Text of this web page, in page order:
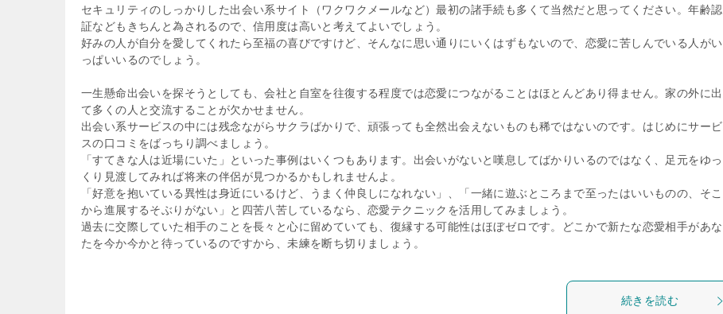
セキュリティのしっかりした出会い系サイト（ワクワクメールなど）最初の諸手続も多くて当然だと思ってください。年齢認
証などもきちんと為されるので、信用度は高いと考えてよいでしょう。
好みの人が自分を愛してくれたら至福の喜びですけど、そんなに思い通りにいくはずもないので、恋愛に苦しんでいる人がい
っぱいいるのでしょう。
一生懸命出会いを探そうとしても、会社と自室を往復する程度では恋愛につながることはほとんどあり得ません。家の外に出
て多くの人と交流することが欠かせません。
出会い系サービスの中には残念ながらサクラばかりで、頑張っても全然出会えないものも稀ではないのです。はじめにサービ
スの口コミをばっちり調べましょう。
「すてきな人は近場にいた」といった事例はいくつもあります。出会いがないと嘆息してばかりいるのではなく、足元をゆっ
くり見渡してみれば将来の伴侶が見つかるかもしれませんよ。
「好意を抱いている異性は身近にいるけど、うまく仲良しになれない」、「一緒に遊ぶところまで至ったはいいものの、そこ
から進展するそぶりがない」と四苦八苦しているなら、恋愛テクニックを活用してみましょう。
過去に交際していた相手のことを長々と心に留めていても、復縁する可能性はほぼゼロです。どこかで新たな恋愛相手があな
たを今か今かと待っているのですから、未練を断ち切りましょう。
続きを読む